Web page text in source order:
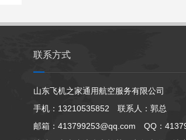
联系方式
山东飞机之家通用航空服务有限公司
手机：13210535852 联系人：郭总
邮箱：413799253@qq.com QQ：